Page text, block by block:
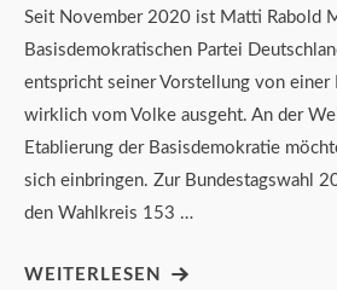
Seit November 2020 ist Matti Rabold
Basisdemokratischen Partei
entspricht seiner Vorstellung von einer
wirklich vom Volke ausgeht. An der
Etablierung der Basisdemokratie
sich einbringen. Zur Bundestagswahl
den Wahlkreis 153 …
WEITERLESEN